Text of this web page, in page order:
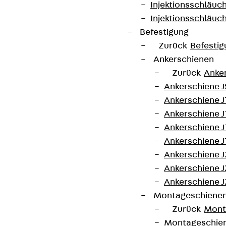
Befestigung
Zurück
Ankerschienen
Zurück
Ankerschiene
Ankerschiene
Ankerschiene
Ankerschiene
Ankerschiene
Ankerschiene
Ankerschiene
Ankerschiene
Zurück